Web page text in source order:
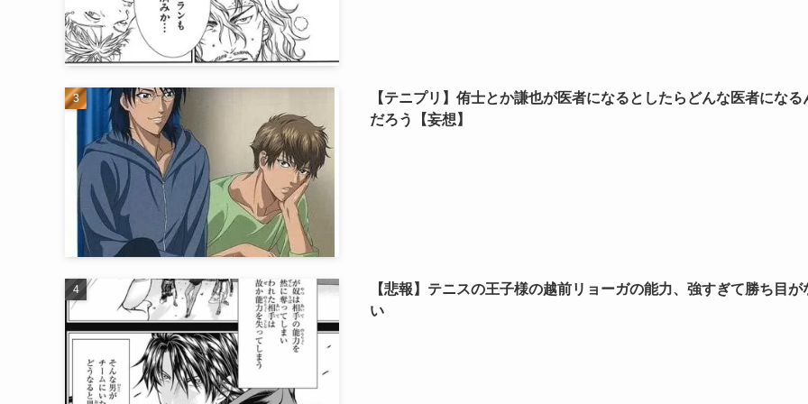
【テニプリ】侑士とか謙也が医者になるとしたらどんな医者になる
だろう【妄想】
【悲報】テニスの王子様の越前リョーガの能力、強すぎて勝ち目が
い